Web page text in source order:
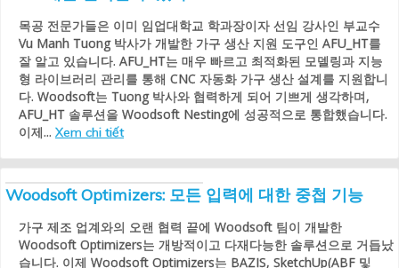
목공 전문가들은 이미 임업대학교 학과장이자 선임 강사인 부교수
Vu Manh Tuong 박사가 개발한 가구 생산 지원 도구인 AFU_HT를
잘 알고 있습니다. AFU_HT는 매우 빠르고 최적화된 모델링과 지능
형 라이브러리 관리를 통해 CNC 자동화 가구 생산 설계를 지원합니
다. Woodsoft는 Tuong 박사와 협력하게 되어 기쁘게 생각하며,
AFU_HT 솔루션을 Woodsoft Nesting에 성공적으로 통합했습니다.
이제... Xem chi tiết
Woodsoft Optimizers: 모든 입력에 대한 중첩 기능
가구 제조 업계와의 오랜 협력 끝에 Woodsoft 팀이 개발한
Woodsoft Optimizers는 개방적이고 다재다능한 솔루션으로 거듭났
습니다. 이제 Woodsoft Optimizers는 BAZIS, SketchUp(ABF 및